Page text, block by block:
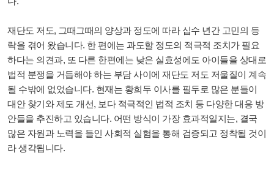
재단도 저도, 그때그때의 양상과 정도에 따라 십수 년간 고민의 등
락을 겪어 왔습니다. 한 편에는 과도할 정도의 적극적 조치가 필요
하다는 의견과, 또 다른 한편에는 낮은 실효성에도 아이들을 상대로
법적 분쟁을 거듭해야 하는 부담 사이에 재단도 저도 저울질이 계속
될 수밖에 없었습니다. 현재는 황희두 이사를 필두로 많은 분들이
대안 찾기와 제도 개선, 보다 적극적인 법적 조치 등 다양한 대응 방
안들을 추진하고 있습니다. 어떤 방식이 가장 효과적일지는, 결국
많은 자원과 노력을 들인 사회적 실험을 통해 검증되고 정착될 것이
라 생각됩니다.